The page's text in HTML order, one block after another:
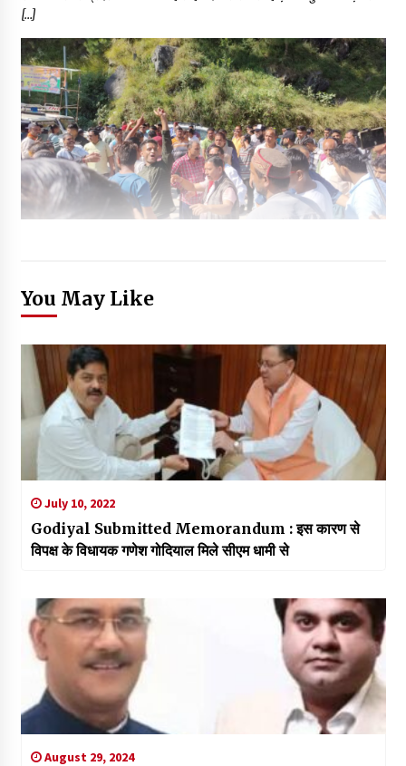
[…]
You May Like
July 10, 2022
Godiyal Submitted Memorandum : इस कारण से
विपक्ष के विधायक गणेश गोदियाल मिले सीएम धामी से
August 29, 2024